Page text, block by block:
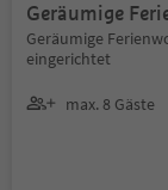
Geräumige
Geräumige
eingerichtet
max. 8 Gäste